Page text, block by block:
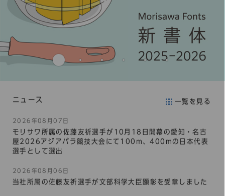
ニュース 一覧を見る
2026年08月07日
モリサワ所属の佐藤友祈選手が10月18日開幕の愛知・名古
屋2026アジアパラ競技大会にて100m、400mの日本代表
選手として選出
2026年08月06日
当社所属の佐藤友祈選手が文部科学大臣顕彰を受章しました